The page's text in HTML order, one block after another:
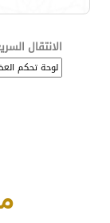
الانتقال